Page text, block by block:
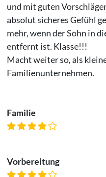
und mit guten
absolut sicheres Gefühl
mehr, wenn der Sohn in
entfernt ist. Klasse!!!
Macht weiter so, als
Familienunternehmen.
Familie
Vorbereitung